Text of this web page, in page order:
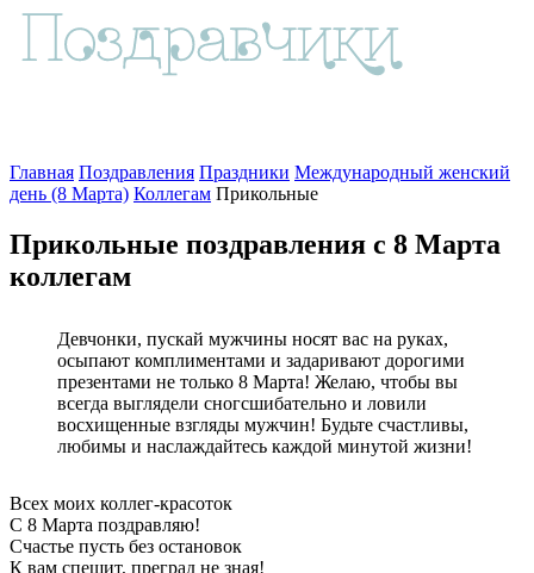
Главная Поздравления Праздники Международный женский
день (8 Марта) Коллегам Прикольные
Прикольные поздравления с 8 Марта
коллегам
Девчонки, пускай мужчины носят вас на руках,
осыпают комплиментами и задаривают дорогими
презентами не только 8 Марта! Желаю, чтобы вы
всегда выглядели сногсшибательно и ловили
восхищенные взгляды мужчин! Будьте счастливы,
любимы и наслаждайтесь каждой минутой жизни!
Всех моих коллег-красоток
С 8 Марта поздравляю!
Счастье пусть без остановок
К вам спешит, преград не зная!